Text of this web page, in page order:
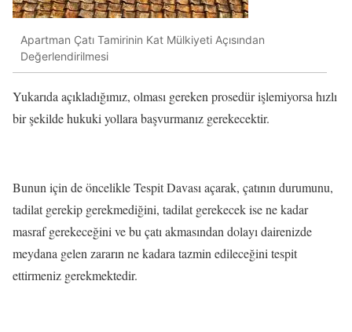
Apartman Çatı Tamirinin Kat Mülkiyeti Açısından
Değerlendirilmesi
Yukarıda açıkladığımız, olması gereken prosedür işlemiyorsa hızlı
bir şekilde hukuki yollara başvurmanız gerekecektir.
Bunun için de öncelikle Tespit Davası açarak, çatının durumunu,
tadilat gerekip gerekmediğini, tadilat gerekecek ise ne kadar
masraf gerekeceğini ve bu çatı akmasından dolayı dairenizde
meydana gelen zararın ne kadara tazmin edileceğini tespit
ettirmeniz gerekmektedir.